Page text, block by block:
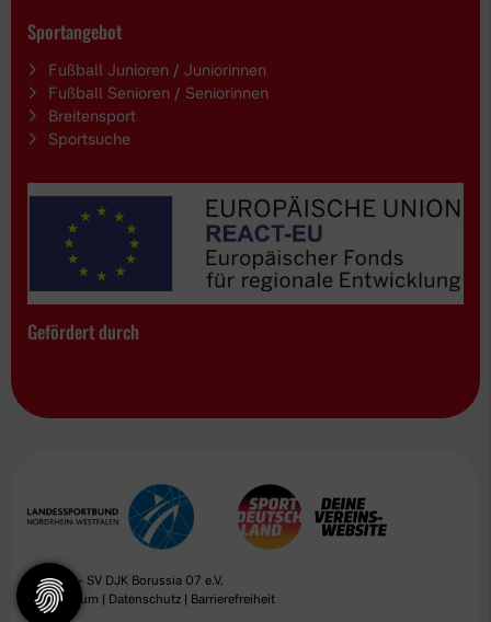
Sportangebot
Fußball Junioren / Juniorinnen
Fußball Senioren / Seniorinnen
Breitensport
Sportsuche
Gefördert durch
© 2026 - SV DJK Borussia 07 e.V.
Impressum | Datenschutz | Barrierefreiheit